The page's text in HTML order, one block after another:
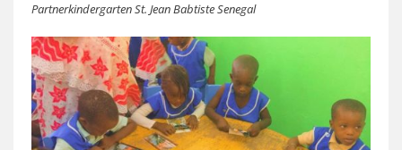
Partnerkindergarten St. Jean Babtiste Senegal